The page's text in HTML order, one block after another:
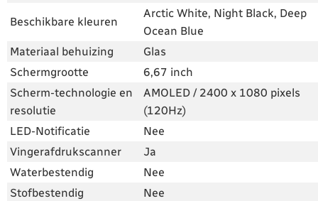
Beschikbare kleuren
Arctic White, Night Black, Deep
Ocean Blue
Materiaal behuizing
Glas
Schermgrootte
6,67 inch
Scherm-technologie en
resolutie
AMOLED / 2400 x 1080 pixels
(120Hz)
LED-Notificatie
Nee
Vingerafdrukscanner
Ja
Waterbestendig
Nee
Stofbestendig
Nee